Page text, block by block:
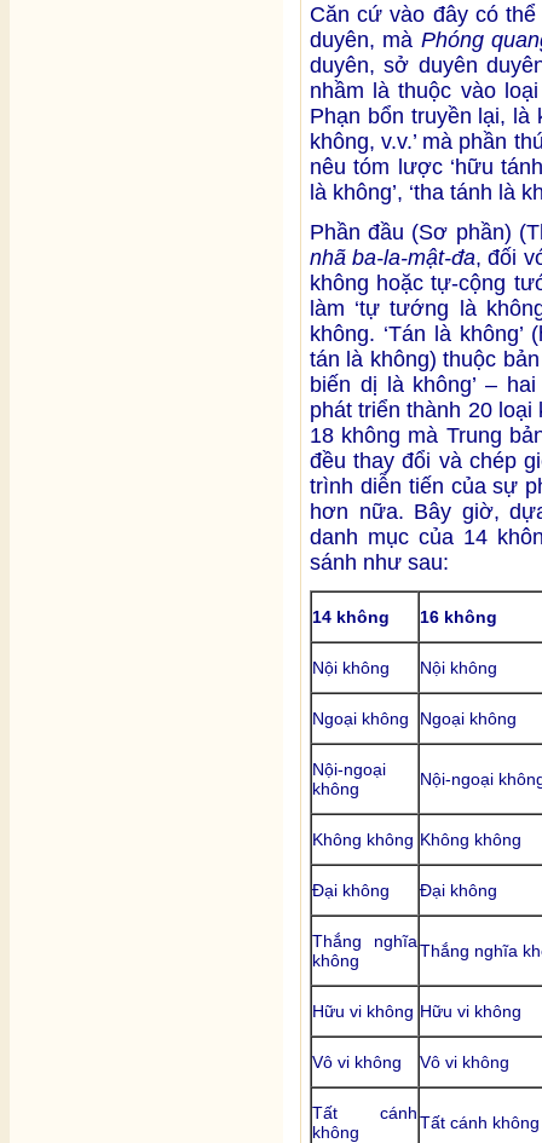
Căn cứ vào đây có
duyên, mà Phóng
duyên, sở duyên
nhầm là thuộc vào
Phạn bổn truyền lại, là
không, v.v.’ mà phần
nêu tóm lược ‘hữu
là không’, ‘tha tánh là
Phần đầu (Sơ phần)
nhã ba-la-mật-đa, đối
không hoặc tự-cộng
làm ‘tự tướng là
không. ‘Tán là
tán là không) thuộc bản
biến dị là không’ –
phát triển thành 20 loại
18 không mà Trung
đều thay đổi và chép
trình diễn tiến của sự
hơn nữa. Bây giờ,
danh mục của 14
sánh như sau:
14 không 16 không
Nội không Nội không
Ngoại không Ngoại không
Nội-ngoại
không
Nội-ngoại
Không không Không không
Đại không Đại không
Thắng nghĩa
không
Thắng nghĩa
Hữu vi không Hữu vi không
Vô vi không Vô vi không
Tất cánh
không
Tất cánh không